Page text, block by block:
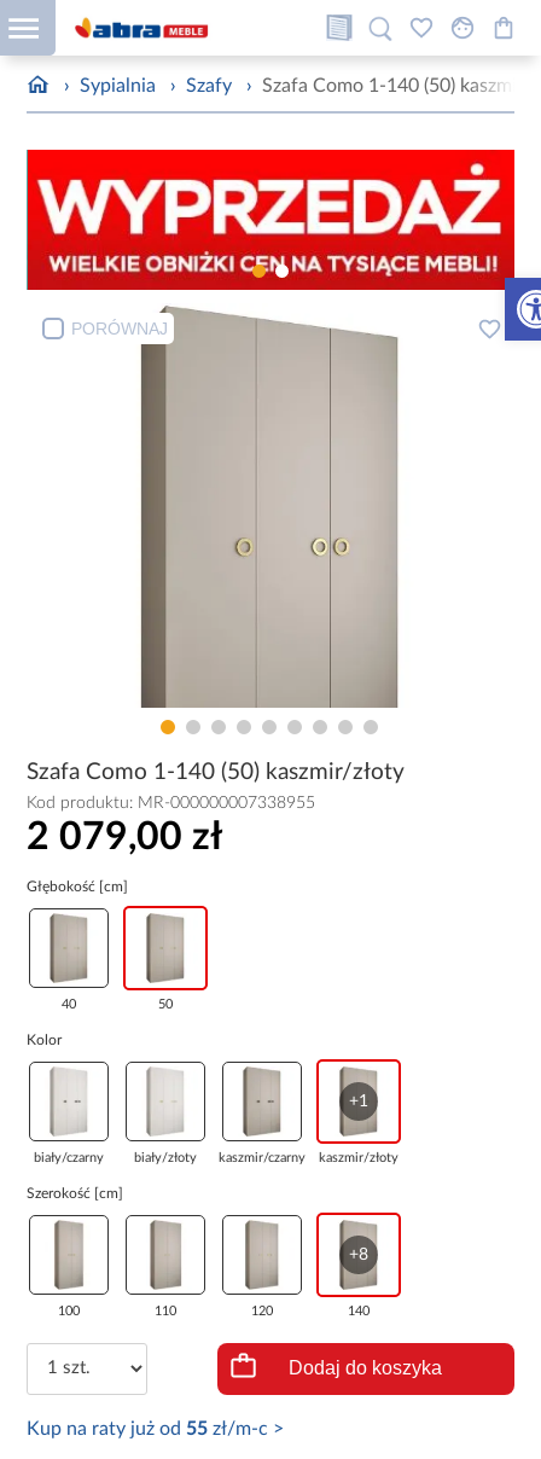
› Sypialnia › Szafy › Szafa Como 1-140 (50) kaszmir/
PORÓWNAJ
Szafa Como 1-140 (50) kaszmir/złoty
Kod produktu: MR-000000007338955
2 079,00 zł
Głębokość [cm]
40 50
Kolor
biały/czarny biały/złoty kaszmir/czarny
+1
kaszmir/złoty
Szerokość [cm]
100 110 120
+8
140
Dodaj do koszyka
Kup na raty już od 55 zł/m-c >